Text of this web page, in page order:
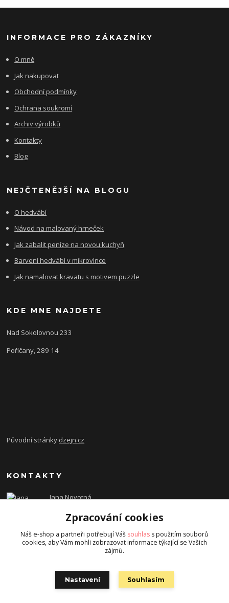
INFORMACE PRO ZÁKAZNÍKY
O mně
Jak nakupovat
Obchodní podmínky
Ochrana soukromí
Archiv výrobků
Kontakty
Blog
NEJČTENĚJŠÍ NA BLOGU
O hedvábí
Návod na malovaný hrneček
Jak zabalit peníze na novou kuchyň
Barvení hedvábí v mikrovlnce
Jak namalovat kravatu s motivem puzzle
KDE MNE NAJDETE
Nad Sokolovnou 233
Poříčany, 289 14
Původní stránky dzejn.cz
KONTAKTY
Jana Novotná
dzejn.n@email.cz
Zpracování cookies
Náš e-shop a partneři potřebují Váš souhlas s použitím souborů
cookies, aby Vám mohli zobrazovat informace týkající se Vašich
zájmů.
Nastavení Souhlasím